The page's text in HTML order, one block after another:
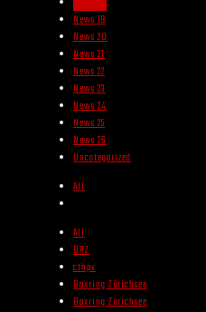
News 19
News 20
News 21
News 22
News 23
News 24
News 25
News 26
Uncategorized
All
All
BRZ
cthpv
Boxring Zürichsee
Boxring Zürichsee